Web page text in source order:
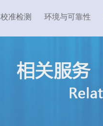
校准检测 环境与可靠性